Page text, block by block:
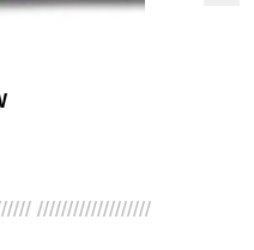
///////////////////